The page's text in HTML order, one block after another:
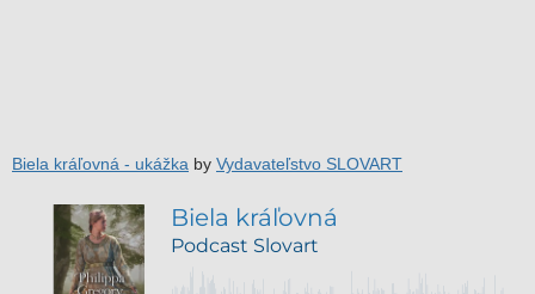
Biela kráľovná - ukážka by Vydavateľstvo SLOVART